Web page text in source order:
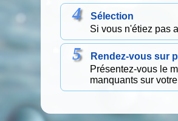
Sélection
Si vous n'étiez pas
Rendez-vous sur
Présentez-vous le
manquants sur